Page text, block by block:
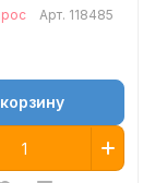
Арт. 118485